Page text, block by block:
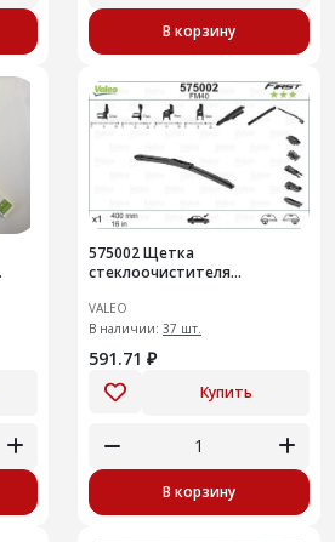
В корзину
575002 Щетка
стеклоочистителя
VALEO
В наличии: 37 шт.
591.71 ₽
Купить
В корзину